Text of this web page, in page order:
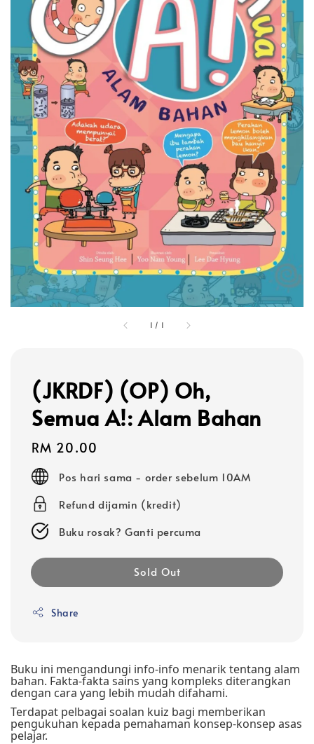
1 / 1
(JKRDF) (OP) Oh,
Semua A!: Alam Bahan
Regular
price
RM 20.00
Pos hari sama - order sebelum 10AM
Refund dijamin (kredit)
Buku rosak? Ganti percuma
Sold Out
Share
Buku ini mengandungi info-info menarik tentang alam
bahan. Fakta-fakta sains yang kompleks diterangkan
dengan cara yang lebih mudah difahami.
Terdapat pelbagai soalan kuiz bagi memberikan
pengukuhan kepada pemahaman konsep-konsep asas
pelajar.